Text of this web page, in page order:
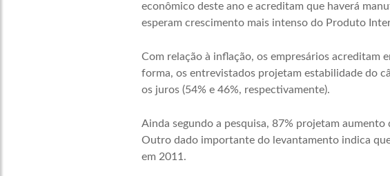
econômico deste ano e acreditam que haverá
esperam crescimento mais intenso do Produto
Com relação à inflação, os empresários acreditam
forma, os entrevistados projetam estabilidade do
os juros (54% e 46%, respectivamente).
Ainda segundo a pesquisa, 87% projetam
Outro dado importante do levantamento indica
em 2011.